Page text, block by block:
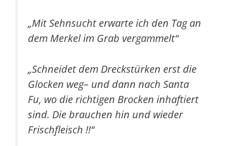
„Mit Sehnsucht erwarte ich den Tag an
dem Merkel im Grab vergammelt“
„Schneidet dem Dreckstürken erst die
Glocken weg– und dann nach Santa
Fu, wo die richtigen Brocken inhaftiert
sind. Die brauchen hin und wieder
Frischfleisch !!“